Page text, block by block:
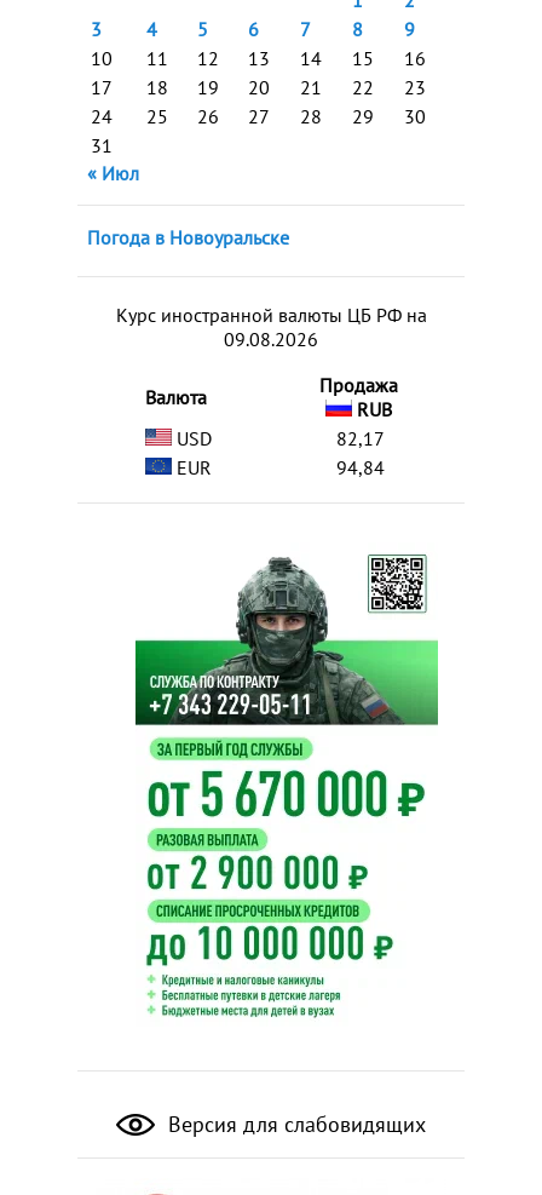
3
4 5 6 7 8
9
10
11 12 13 14 15
16
17
18 19 20 21 22
23
24
25 26 27 28 29
30
31
« Июл
Погода в Новоуральске
Курс иностранной валюты ЦБ РФ на
09.08.2026
Валюта
Продажа
RUB
USD
82,17
EUR
94,84
Версия для слабовидящих